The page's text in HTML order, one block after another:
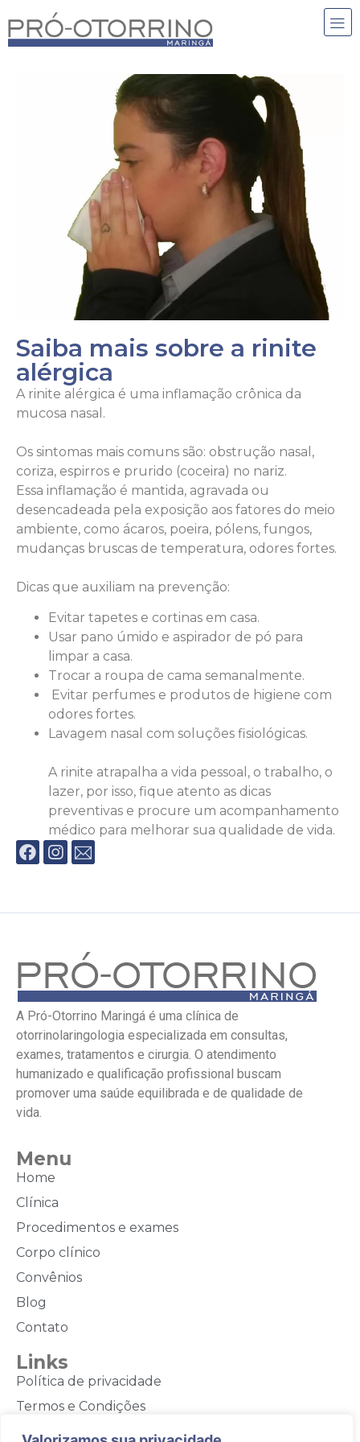
Saiba mais sobre a rinite
alérgica
A rinite alérgica é uma inflamação crônica da
mucosa nasal.⠀
Os sintomas mais comuns são: obstrução nasal,
coriza, espirros e prurido (coceira) no nariz.⠀
Essa inflamação é mantida, agravada ou
desencadeada pela exposição aos fatores do meio
ambiente, como ácaros, poeira, pólens, fungos,
mudanças bruscas de temperatura, odores fortes.
Dicas que auxiliam na prevenção:⠀
Evitar tapetes e cortinas em casa.⠀
Usar pano úmido e aspirador de pó para
limpar a casa.⠀
Trocar a roupa de cama semanalmente.
Evitar perfumes e produtos de higiene com
odores fortes.⠀
Lavagem nasal com soluções fisiológicas.⠀
A rinite atrapalha a vida pessoal, o trabalho, o
lazer, por isso, fique atento as dicas
preventivas e procure um acompanhamento
médico para melhorar sua qualidade de vida.
A Pró-Otorrino Maringá é uma clínica de
otorrinolaringologia especializada em consultas,
exames, tratamentos e cirurgia. O atendimento
humanizado e qualificação profissional buscam
promover uma saúde equilibrada e de qualidade de
vida.
Menu
Home
Clínica
Procedimentos e exames
Corpo clínico
Convênios
Blog
Contato
Links
Política de privacidade
Termos e Condições